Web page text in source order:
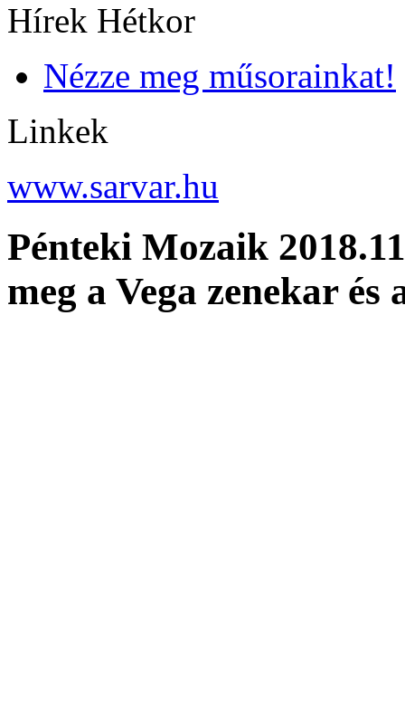
Hírek Hétkor
Nézze meg műsorainkat!
Linkek
www.sarvar.hu
Pénteki Mozaik
meg a Vega zenekar és